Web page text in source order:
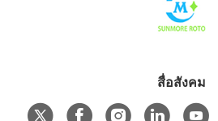
สื่อสังคม